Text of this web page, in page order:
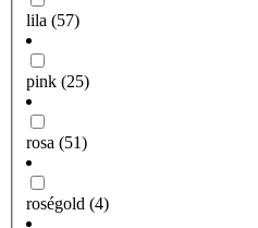
lila (57)
pink (25)
rosa (51)
roségold (4)